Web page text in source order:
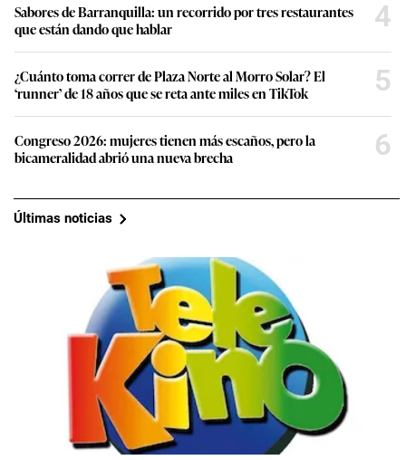
Sabores de Barranquilla: un recorrido por tres restaurantes
que están dando que hablar
4
¿Cuánto toma correr de Plaza Norte al Morro Solar? El
‘runner’ de 18 años que se reta ante miles en TikTok
5
Congreso 2026: mujeres tienen más escaños, pero la
bicameralidad abrió una nueva brecha
6
Últimas noticias